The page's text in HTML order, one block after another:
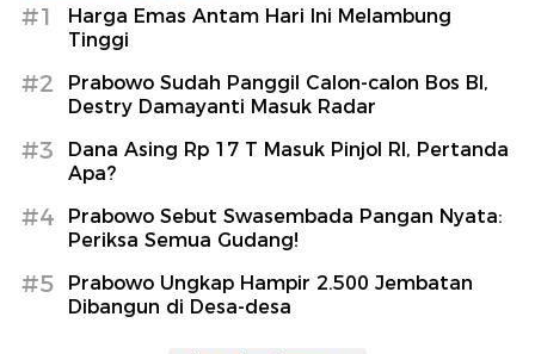
#1
Harga Emas Antam Hari Ini Melambung
Tinggi
#2
Prabowo Sudah Panggil Calon-calon Bos BI,
Destry Damayanti Masuk Radar
#3
Dana Asing Rp 17 T Masuk Pinjol RI, Pertanda
Apa?
#4
Prabowo Sebut Swasembada Pangan Nyata:
Periksa Semua Gudang!
#5
Prabowo Ungkap Hampir 2.500 Jembatan
Dibangun di Desa-desa